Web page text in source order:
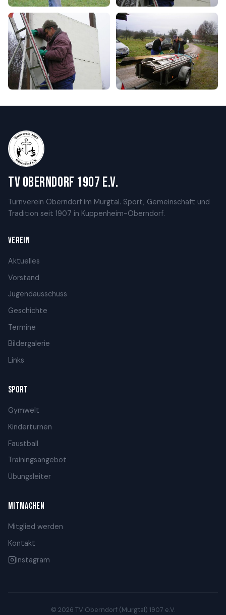
TV Oberndorf 1907 e.V.
Turnverein Oberndorf im Murgtal. Sport, Gemeinschaft und
Tradition seit 1907 in Kuppenheim-Oberndorf.
VEREIN
Aktuelles
Vorstand
Jugendausschuss
Geschichte
Termine
Bildergalerie
Links
SPORT
Gymwelt
Kinderturnen
Faustball
Trainingsangebot
Übungsleiter
MITMACHEN
Mitglied werden
Kontakt
Instagram
© 2026 TV Oberndorf (Murgtal) 1907 e.V.